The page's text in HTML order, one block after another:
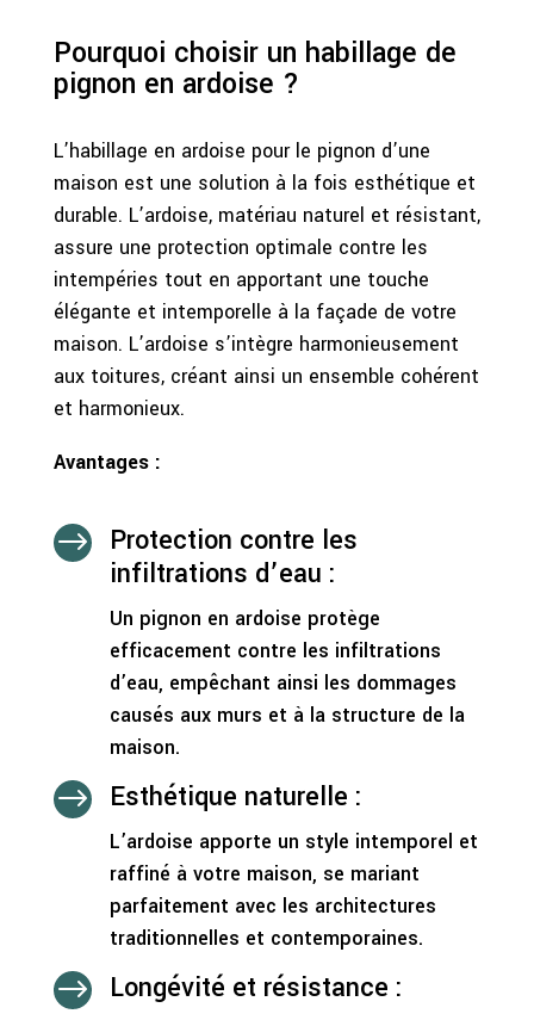
Pourquoi choisir un habillage de
pignon en ardoise ?
L’habillage en ardoise pour le pignon d’une
maison est une solution à la fois esthétique et
durable. L’ardoise, matériau naturel et résistant,
assure une protection optimale contre les
intempéries tout en apportant une touche
élégante et intemporelle à la façade de votre
maison. L’ardoise s’intègre harmonieusement
aux toitures, créant ainsi un ensemble cohérent
et harmonieux.
Avantages :
$ Protection contre les
infiltrations d’eau :
Un pignon en ardoise protège
efficacement contre les infiltrations
d’eau, empêchant ainsi les dommages
causés aux murs et à la structure de la
maison.
$ Esthétique naturelle :
L’ardoise apporte un style intemporel et
raffiné à votre maison, se mariant
parfaitement avec les architectures
traditionnelles et contemporaines.
$ Longévité et résistance :